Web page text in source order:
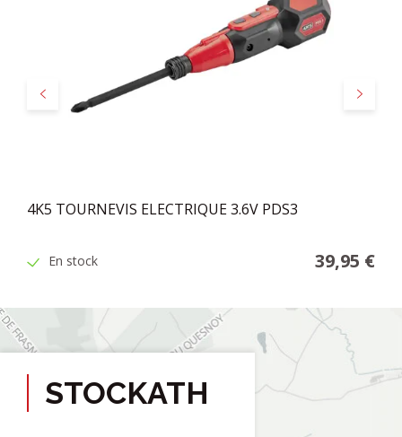
Précédent Suivant
4K5 TOURNEVIS ELECTRIQUE 3.6V PDS3
En stock 39,95 €
STOCKATH